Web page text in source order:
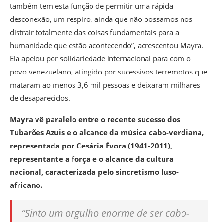
também tem esta função de permitir uma rápida
desconexão, um respiro, ainda que não possamos nos
distrair totalmente das coisas fundamentais para a
humanidade que estão acontecendo”, acrescentou Mayra.
Ela apelou por solidariedade internacional para com o
povo venezuelano, atingido por sucessivos terremotos que
mataram ao menos 3,6 mil pessoas e deixaram milhares
de desaparecidos.
Mayra vê paralelo entre o recente sucesso dos
Tubarões Azuis e o alcance da música cabo-verdiana,
representada por Cesária Évora (1941-2011),
representante a força e o alcance da cultura
nacional, caracterizada pelo sincretismo luso-
africano.
“Sinto um orgulho enorme de ser cabo-